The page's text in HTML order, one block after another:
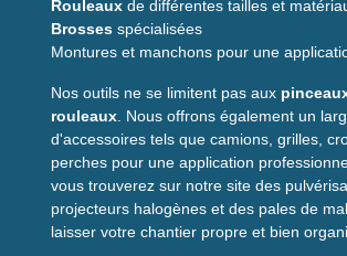
Accessoires
- Télémètre FLASH Green 60 M.
- Housse de transport et dragonne pour une
sécurisée.
- Rondelles d’adaptation pour trépied.
- Batterie rechargeable Li-ion et piles de
- Câble USB pour la recharge.
Rouleaux de différentes tailles et
Brosses spécialisées
Montures et manchons pour une
Nos outils ne se limitent pas aux
rouleaux . Nous offrons également un
d'accessoires tels que camions, grilles,
perches pour une application
vous trouverez sur notre site des
projecteurs halogènes et des pales de
laisser votre chantier propre et bien